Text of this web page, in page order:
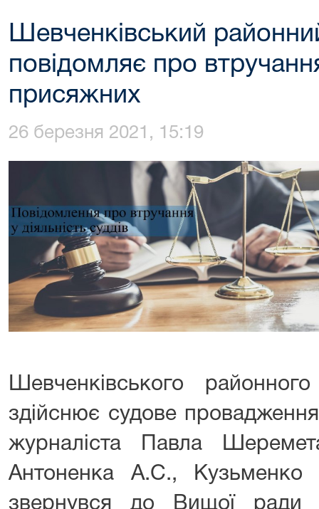
Шевченківський
повідомляє про
присяжних
26 березня 2021, 15:19
Шевченківського
здійснює судове
журналіста Павла
Антоненка А.С.,
звернувся до Вищої ради